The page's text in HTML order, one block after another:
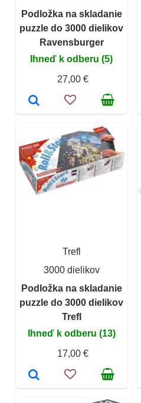
Podložka na skladanie
puzzle do 3000 dielikov
Ravensburger
Ihneď k odberu (5)
27,00 €
Trefl
3000 dielikov
Podložka na skladanie
puzzle do 3000 dielikov
Trefl
Ihneď k odberu (13)
17,00 €